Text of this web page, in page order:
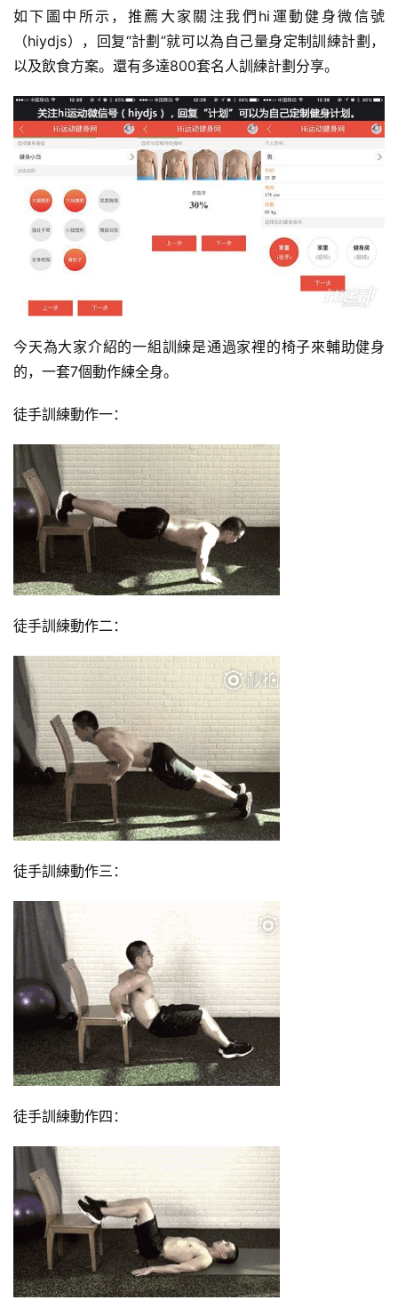
氧
運
動
訓
練
得
力
訓
練
增
計
瑜
伽
身
視
頻
如下圖中所示，推薦大家關注我們hi運動健身微信號
（hiydjs），回复“計劃”就可以為自己量身定制訓練計劃，
以及飲食方案。還有多達800套名人訓練計劃分享。
今天為大家介紹的一組訓練是通過家裡的椅子來輔助健身
的，一套7個動作練全身。
徒手訓練動作一：
徒手訓練動作二：
徒手訓練動作三：
徒手訓練動作四：